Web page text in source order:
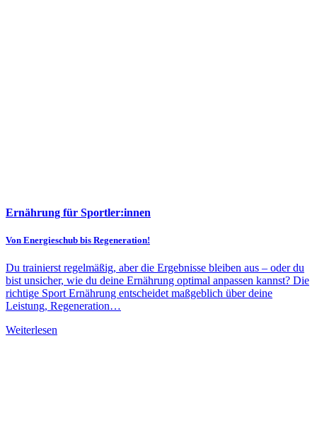
Ernährung für Sportler:innen
Von Energieschub bis Regeneration!
Du trainierst regelmäßig, aber die Ergebnisse bleiben aus – oder du
bist unsicher, wie du deine Ernährung optimal anpassen kannst? Die
richtige Sport Ernährung entscheidet maßgeblich über deine
Leistung, Regeneration…
Weiterlesen